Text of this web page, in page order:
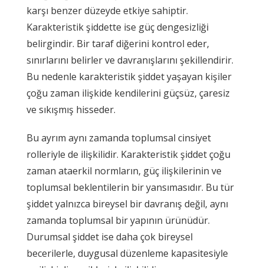
karşı benzer düzeyde etkiye sahiptir.
Karakteristik şiddette ise güç dengesizliği
belirgindir. Bir taraf diğerini kontrol eder,
sınırlarını belirler ve davranışlarını şekillendirir.
Bu nedenle karakteristik şiddet yaşayan kişiler
çoğu zaman ilişkide kendilerini güçsüz, çaresiz
ve sıkışmış hisseder.
Bu ayrım aynı zamanda toplumsal cinsiyet
rolleriyle de ilişkilidir. Karakteristik şiddet çoğu
zaman ataerkil normların, güç ilişkilerinin ve
toplumsal beklentilerin bir yansımasıdır. Bu tür
şiddet yalnızca bireysel bir davranış değil, aynı
zamanda toplumsal bir yapının ürünüdür.
Durumsal şiddet ise daha çok bireysel
becerilerle, duygusal düzenleme kapasitesiyle